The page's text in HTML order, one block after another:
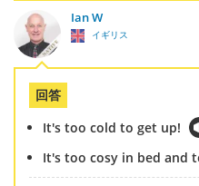
Ian W
イギリス
回答
It's too cold to get up!
It's too cosy in bed and